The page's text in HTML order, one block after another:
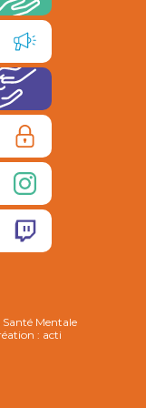
Mentale
: acti